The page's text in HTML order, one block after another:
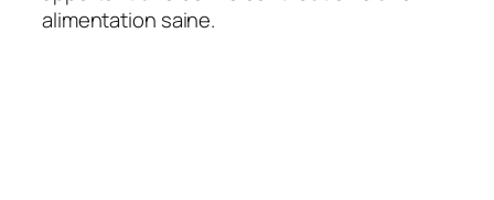
alimentation saine.